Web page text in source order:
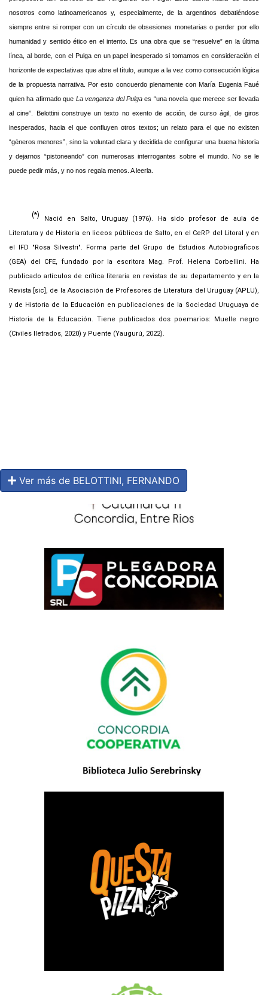
nosotros como latinoamericanos y, especialmente, de la argentinos debatiéndose
siempre entre si romper con un círculo de obsesiones monetarias o perder por ello
humanidad y sentido ético en el intento. Es una obra que se “resuelve” en la última
línea, al borde, con el Pulga en un papel inesperado si tomamos en consideración el
horizonte de expectativas que abre el título, aunque a la vez como consecución lógica
de la propuesta narrativa. Por esto concuerdo plenamente con María Eugenia Faué
quien ha afirmado que La venganza del Pulgaes “una novela que merece ser llevada
al cine”. Belottini construye un texto no exento de acción, de curso ágil, de giros
inesperados, hacia el que confluyen otros textos; un relato para el que no existen
“géneros menores”, sino la voluntad clara y decidida de configurar una buena historia
y dejarnos “pistoneando” con numerosas interrogantes sobre el mundo. No se le
puede pedir más, y no nos regala menos. A leerla.
(*)
Nació en Salto, Uruguay (1976). Ha sido profesor de aula de
Literatura y de Historia en liceos públicos de Salto, en el CeRP del Litoral y en
el IFD "Rosa Silvestri". Forma parte del Grupo de Estudios Autobiográficos
(GEA) del CFE, fundado por la escritora Mag. Prof. Helena Corbellini. Ha
publicado artículos de crítica literaria en revistas de su departamento y en la
Revista [sic], de la Asociación de Profesores de Literatura del Uruguay (APLU),
y de Historia de la Educación en publicaciones de la Sociedad Uruguaya de
Historia de la Educación. Tiene publicados dos poemarios: Muelle negro
(Civiles Iletrados, 2020) y Puente (Yaugurú, 2022).
Ver más de BELOTTINI, FERNANDO